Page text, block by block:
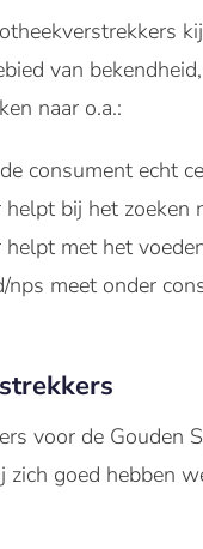
van
naar o.a.:
consument echt
bij het
met het
meet onder
voor de Gouden
goed hebben